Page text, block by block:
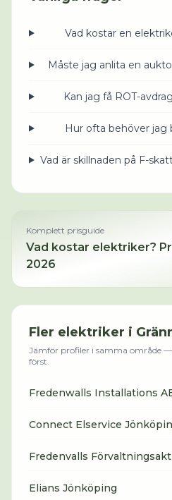
Vad kostar en
Måste jag anlita en
Kan jag få ROT-
Hur ofta behöver jag
Vad är skillnaden på F-
Komplett prisguide
Vad kostar elektriker?
2026
Fler elektriker i
Jämför profiler i samma område —
först.
Fredenwalls Installations
Connect Elservice
Fredenvalls
Elians Jönköping